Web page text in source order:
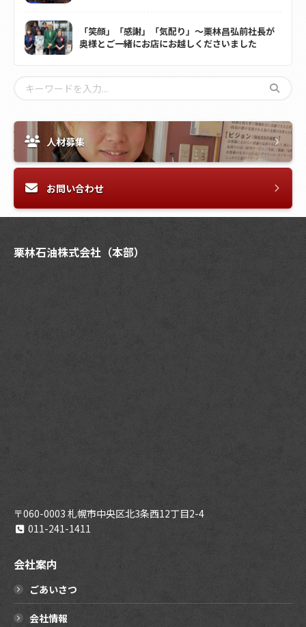
「笑顔」「感謝」「気配り」～栗林昌弘前社長が
奥様とご一緒にお店にお越しくださいました
人材募集
お問い合わせ
栗林石油株式会社（本部）
〒060-0003 札幌市中央区北3条西12丁目2-4
011-241-1411
会社案内
ごあいさつ
会社情報